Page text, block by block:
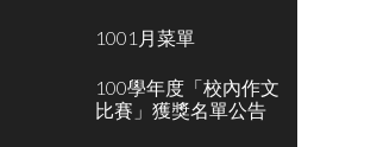
1001月菜單
100學年度「校內作文
比賽」獲獎名單公告